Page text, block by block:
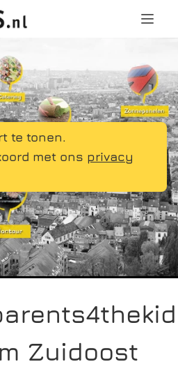
te tonen.
met ons privacy
Zuidoost